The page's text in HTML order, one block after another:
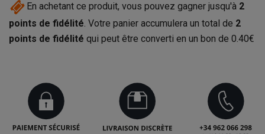
En achetant ce produit, vous pouvez gagner jusqu'à 2
points de fidélité. Votre panier accumulera un total de 2
points de fidélité qui peut être converti en un bon de 0.40€